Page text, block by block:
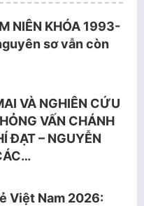
NIÊN KHÓA 1993-
sơ vẫn còn
VÀ NGHIÊN CỨU
VẤN CHÁNH
ĐẠT – NGUYỄN
Việt Nam 2026: